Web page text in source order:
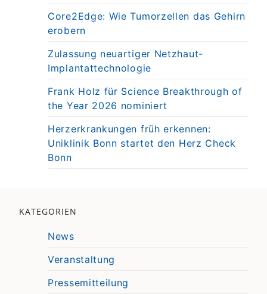
Core2Edge: Wie Tumorzellen das Gehirn
erobern
Zulassung neuartiger Netzhaut-
Implantattechnologie
Frank Holz für Science Breakthrough of
the Year 2026 nominiert
Herzerkrankungen früh erkennen:
Uniklinik Bonn startet den Herz Check
Bonn
KATEGORIEN
News
Veranstaltung
Pressemitteilung